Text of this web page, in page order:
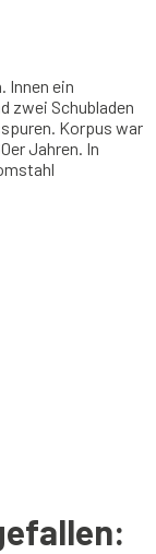
Innen ein
zwei Schubladen
Korpus war
Jahren. In